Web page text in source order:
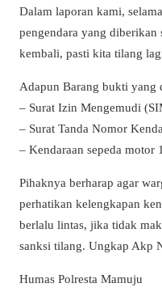
Dalam laporan kami,
pengendara yang
kembali, pasti kita tilang
Adapun Barang bukti yang
– Surat Izin Mengemudi
– Surat Tanda Nomor
– Kendaraan sepeda motor
Pihaknya berharap agar
perhatikan kelengkapan
berlalu lintas, jika tidak
sanksi tilang. Ungkap Akp
Humas Polresta Mamuju